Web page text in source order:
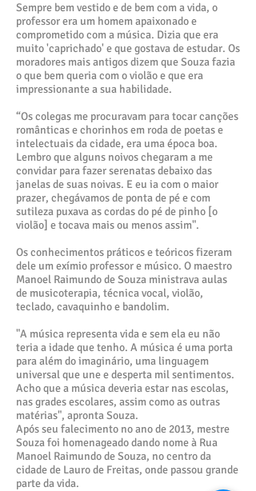
Sempre bem vestido e de bem com a vida, o
professor era um homem apaixonado e
comprometido com a música. Dizia que era
muito 'caprichado' e que gostava de estudar. Os
moradores mais antigos dizem que Souza fazia
o que bem queria com o violão e que era
impressionante a sua habilidade.
“Os colegas me procuravam para tocar canções
românticas e chorinhos em roda de poetas e
intelectuais da cidade, era uma época boa.
Lembro que alguns noivos chegaram a me
convidar para fazer serenatas debaixo das
janelas de suas noivas. E eu ia com o maior
prazer, chegávamos de ponta de pé e com
sutileza puxava as cordas do pé de pinho [o
violão] e tocava mais ou menos assim".
Os conhecimentos práticos e teóricos fizeram
dele um exímio professor e músico. O maestro
Manoel Raimundo de Souza ministrava aulas
de musicoterapia, técnica vocal, violão,
teclado, cavaquinho e bandolim.
"A música representa vida e sem ela eu não
teria a idade que tenho. A música é uma porta
para além do imaginário, uma linguagem
universal que une e desperta mil sentimentos.
Acho que a música deveria estar nas escolas,
nas grades escolares, assim como as outras
matérias", apronta Souza.
Após seu falecimento no ano de 2013, mestre
Souza foi homenageado dando nome à Rua
Manoel Raimundo de Souza, no centro da
cidade de Lauro de Freitas, onde passou grande
parte da vida.